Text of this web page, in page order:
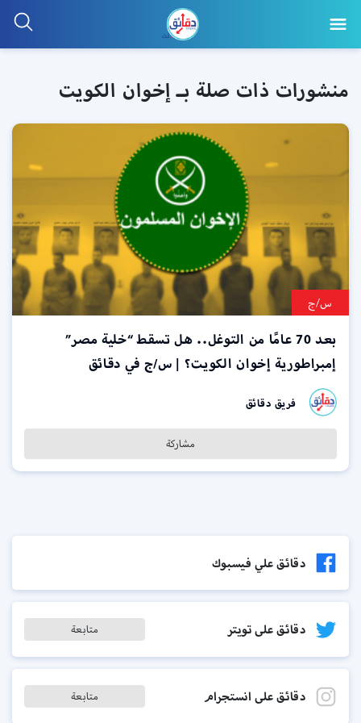
منشورات ذات صلة بـ إخوان الكويت
س/ج
بعد 70 عامًا من التوغل.. هل تسقط “خلية مصر”
إمبراطورية إخوان الكويت؟ | س/ج في دقائق
فريق دقائق
مشاركة
دقائق علي فيسبوك
دقائق على تويتر متابعة
دقائق على انستجرام متابعة